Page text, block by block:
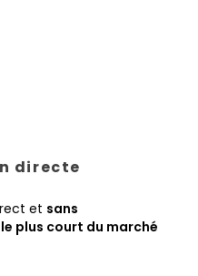
directe
et sans
plus court du marché